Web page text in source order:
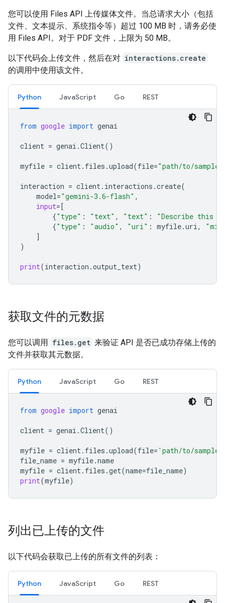
您可以使用 Files API 上传媒体文件。当总请求大小（包括
文件、文本提示、系统指令等）超过 100 MB 时，请务必使
用 Files API。对于 PDF 文件，上限为 50 MB。
以下代码会上传文件，然后在对 interactions.create
的调用中使用该文件。
Python JavaScript Go REST
from google import genai
client = genai .Client()
myfile = client. files .upload(file="path/to/
interaction = client. interactions .create(
model="gemini-3.6-flash" ,
input=[
{"type" : "text" , "text" :
"Describe this
{"type" : "audio" , "uri" : myfile.uri,
]
)
print(interaction .output_text)
获取文件的元数据
您可以调用 files.get 来验证 API 是否已成功存储上传的
文件并获取其元数据。
Python JavaScript Go REST
from google import genai
client = genai .Client()
myfile = client. files .upload(file= 'path/to/
file_name = myfile.name
myfile = client. files .get(name=file_name)
print(myfile)
列出已上传的文件
以下代码会获取已上传的所有文件的列表：
Python JavaScript Go REST